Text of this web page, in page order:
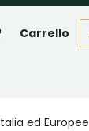
Carrello
ed Europee